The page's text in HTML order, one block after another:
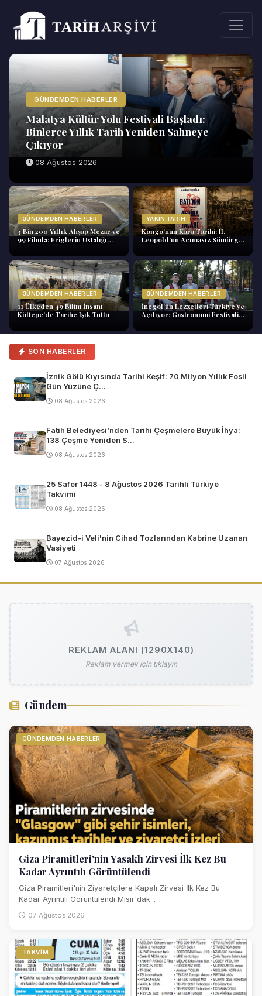
GÜNDEMDEN HABERLER
Malatya Kültür Yolu Festivali Başladı:
Binlerce Yıllık Tarih Yeniden Sahneye
Çıkıyor
08 Ağustos 2026
GÜNDEMDEN HABERLER
3 Bin 200 Yıllık Ahşap Mezar ve
99 Fibula: Friglerin Ustalığı
YAKIN TARIH
Kongo’nun Kara Tarihi: II.
Leopold’un Acımasız Sömürge
GÜNDEMDEN HABERLER
11 Ülkeden 49 Bilim İnsanı
Kültepe'de Tarihe Işık Tuttu
GÜNDEMDEN HABERLER
İnegöl’ün Lezzetleri Türkiye’ye
Açılıyor: Gastronomi Festivali
SON HABERLER
İznik Gölü Kıyısında Tarihi Keşif: 70 Milyon Yıllık Fosil
Gün Yüzüne Ç...
08 Ağustos 2026
Fatih Belediyesi’nden Tarihi Çeşmelere Büyük İhya:
138 Çeşme Yeniden S...
08 Ağustos 2026
25 Safer 1448 - 8 Ağustos 2026 Tarihli Türkiye
Takvimi
08 Ağustos 2026
Bayezid-i Veli'nin Cihad Tozlarından Kabrine Uzanan
Vasiyeti
07 Ağustos 2026
REKLAM ALANI (1290X140)
Reklam vermek için tıklayın
Gündem
GÜNDEMDEN HABERLER
Giza Piramitleri'nin Yasaklı Zirvesi İlk Kez Bu
Kadar Ayrıntılı Görüntülendi
Giza Piramitleri'nin Ziyaretçilere Kapalı Zirvesi İlk Kez Bu
Kadar Ayrıntılı Görüntülendi Mısır'dak...
07 Ağustos 2026
TAKVIM